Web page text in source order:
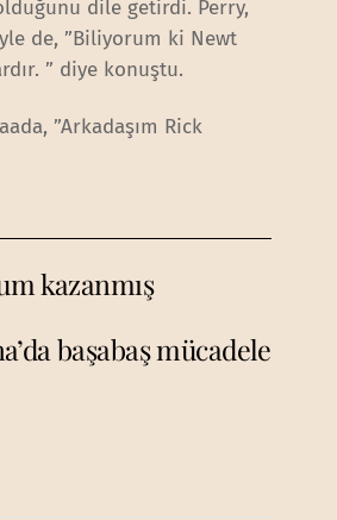
dile getirdi. Perry,
de, ”Biliyorum ki Newt
” diye konuştu.
”Arkadaşım Rick
kazanmış
başabaş mücadele